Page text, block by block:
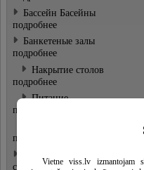
Бассейн Басейны
подробнее
Банкетeные залы
подробнее
Накрытие столов
подробнее
Питание
подробнее
подробнее
семинаровVietne viss.lv izmantojam